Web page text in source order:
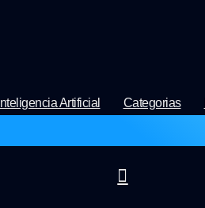
Inteligencia Artificial Categorias